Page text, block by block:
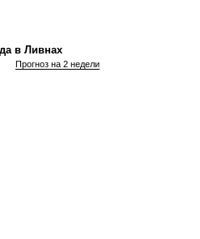
в Ливнах
Прогноз на 2 недели